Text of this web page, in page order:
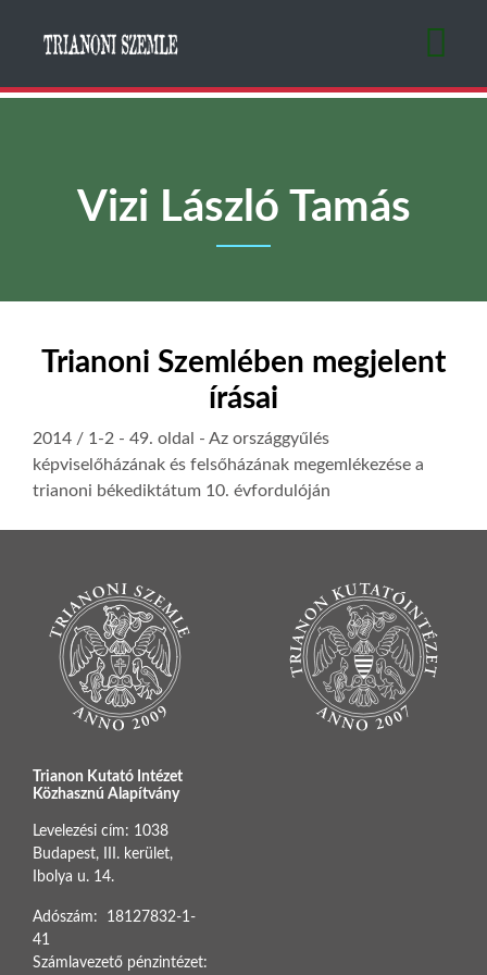
Vizi László Tamás
Trianoni Szemlében megjelent
írásai
2014 / 1-2 - 49. oldal - Az országgyűlés
képviselőházának és felsőházának megemlékezése a
trianoni békediktátum 10. évfordulóján
Trianon Kutató Intézet
Közhasznú Alapítvány
Levelezési cím: 1038
Budapest, III. kerület,
Ibolya u. 14.
Adószám: 18127832-1-
41
Számlavezető pénzintézet: